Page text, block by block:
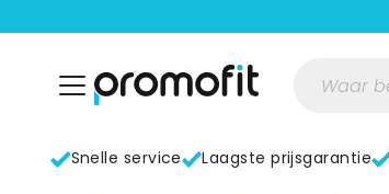
Snelle service Laagste prijsgarantie